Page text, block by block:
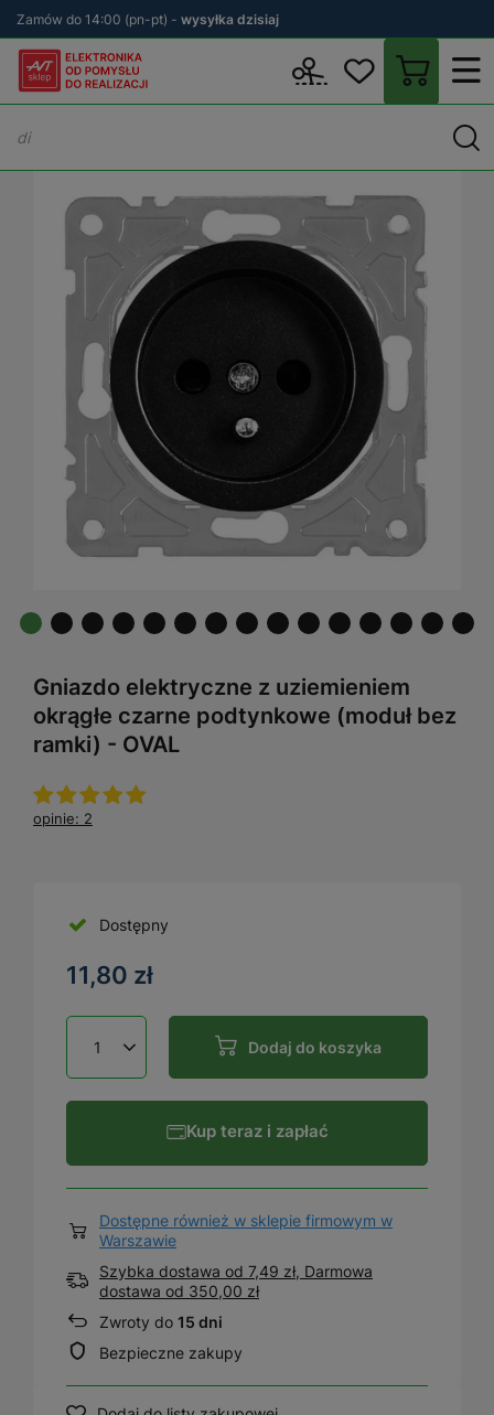
Zamów do 14:00 (pn-pt) - wysyłka dzisiaj
Osprzęt elektryczny i
Gniazdo elektryczne z uziemieniem
okrągłe czarne podtynkowe (moduł bez
ramki) - OVAL
opinie: 2
Dostępny
11,80 zł
Dodaj do koszyka
Kup teraz i zapłać
Dostępne również w sklepie firmowym w
Warszawie
Szybka dostawa od 7,49 zł, Darmowa
dostawa od 350,00 zł
Zwroty do 15 dni
Bezpieczne zakupy